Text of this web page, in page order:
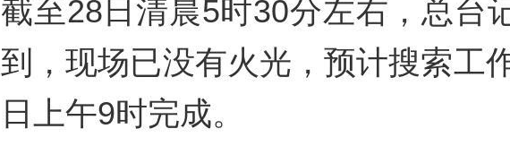
截至28日清晨5时30分左右，总台
到，现场已没有火光，预计搜索工
日上午9时完成。